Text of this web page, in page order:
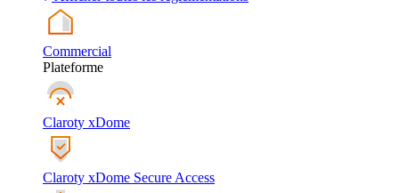
Commercial
Plateforme
Claroty xDome
Claroty xDome Secure Access